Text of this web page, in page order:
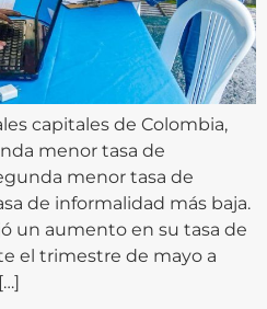
capitales de Colombia,
menor tasa de
menor tasa de
de informalidad más baja.
un aumento en su tasa de
el trimestre de mayo a